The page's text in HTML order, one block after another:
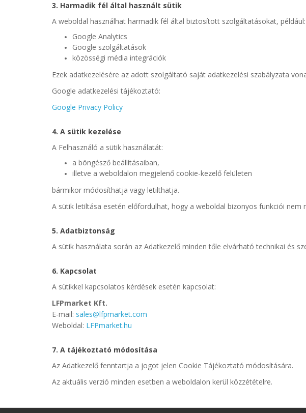
3. Harmadik fél által használt sütik
A weboldal használhat harmadik fél által biztosított szolgáltatásokat, például:
Google Analytics
Google szolgáltatások
közösségi média integrációk
Ezek adatkezelésére az adott szolgáltató saját adatkezelési szabályzata
Google adatkezelési tájékoztató:
Google Privacy Policy
4. A sütik kezelése
A Felhasználó a sütik használatát:
a böngésző beállításaiban,
illetve a weboldalon megjelenő cookie-kezelő felületen
bármikor módosíthatja vagy letilthatja.
A sütik letiltása esetén előfordulhat, hogy a weboldal bizonyos funkciói nem
5. Adatbiztonság
A sütik használata során az Adatkezelő minden tőle elvárható technikai és
6. Kapcsolat
A sütikkel kapcsolatos kérdések esetén kapcsolat:
LFPmarket Kft.
E-mail: sales@lfpmarket.com
Weboldal: LFPmarket.hu
7. A tájékoztató módosítása
Az Adatkezelő fenntartja a jogot jelen Cookie Tájékoztató módosítására.
Az aktuális verzió minden esetben a weboldalon kerül közzétételre.